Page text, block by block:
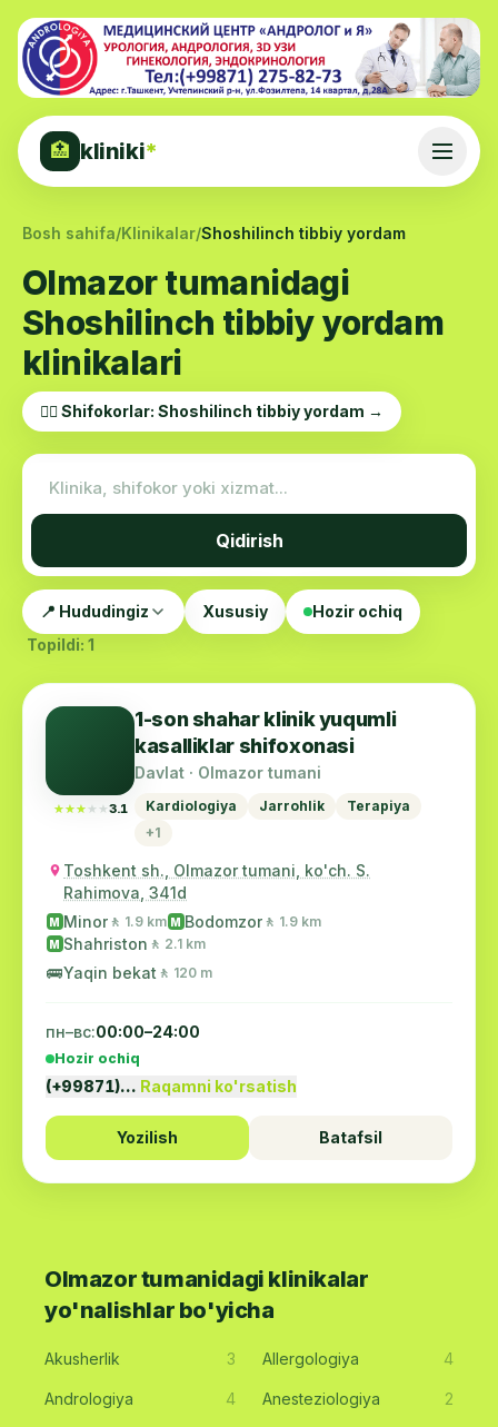
🏥 kliniki*
Bosh sahifa/Klinikalar/Shoshilinch tibbiy yordam
Olmazor tumanidagi
Shoshilinch tibbiy yordam
klinikalari
👨‍⚕️ Shifokorlar: Shoshilinch tibbiy yordam →
Qidirish
📍 Hududingiz Xususiy
Hozir ochiq
Topildi: 1
★★★★★
★★★★★3.1
1-son shahar klinik yuqumli
kasalliklar shifoxonasi
Davlat · Olmazor tumani
Kardiologiya Jarrohlik
Terapiya
+1
Toshkent sh., Olmazor tumani, ko'ch. S.
Rahimova, 341d
M Minor 🚶 1.9 km M Bodomzor 🚶 1.9 km
M Shahriston 🚶 2.1 km
🚌Yaqin bekat 🚶 120 m
пн–вс:00:00–24:00
Hozir ochiq
(+99871)… Raqamni ko'rsatish
Yozilish Batafsil
Olmazor tumanidagi klinikalar
yo'nalishlar bo'yicha
Akusherlik 3 Allergologiya 4
Andrologiya 4 Anesteziologiya 2